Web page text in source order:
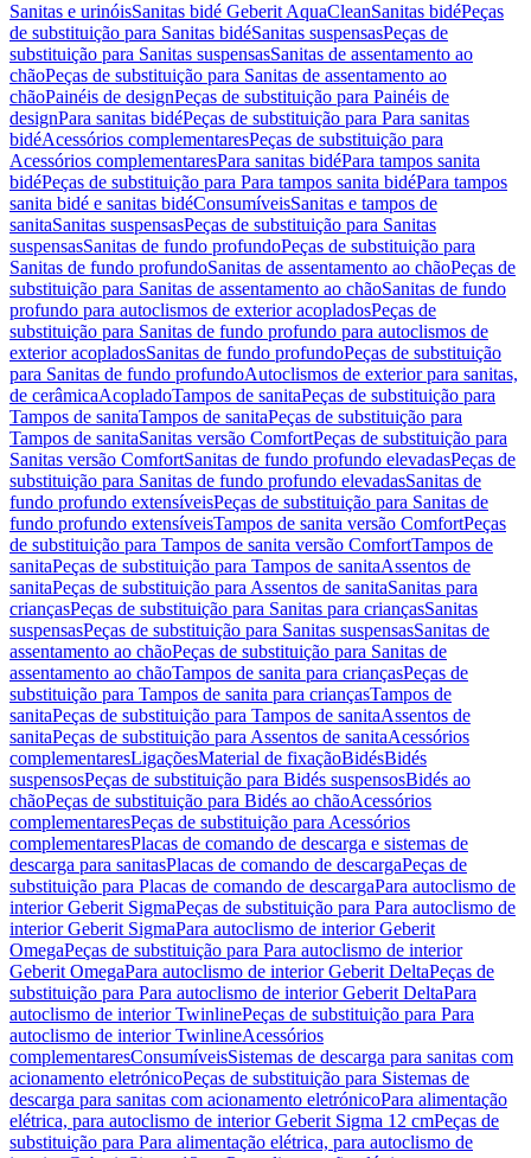
Sanitas e urinóisSanitas bidé Geberit AquaCleanSanitas bidéPeças
de substituição para Sanitas bidéSanitas suspensasPeças de
substituição para Sanitas suspensasSanitas de assentamento ao
chãoPeças de substituição para Sanitas de assentamento ao
chãoPainéis de designPeças de substituição para Painéis de
designPara sanitas bidéPeças de substituição para Para sanitas
bidéAcessórios complementaresPeças de substituição para
Acessórios complementaresPara sanitas bidéPara tampos sanita
bidéPeças de substituição para Para tampos sanita bidéPara tampos
sanita bidé e sanitas bidéConsumíveisSanitas e tampos de
sanitaSanitas suspensasPeças de substituição para Sanitas
suspensasSanitas de fundo profundoPeças de substituição para
Sanitas de fundo profundoSanitas de assentamento ao chãoPeças de
substituição para Sanitas de assentamento ao chãoSanitas de fundo
profundo para autoclismos de exterior acopladosPeças de
substituição para Sanitas de fundo profundo para autoclismos de
exterior acopladosSanitas de fundo profundoPeças de substituição
para Sanitas de fundo profundoAutoclismos de exterior para sanitas,
de cerâmicaAcopladoTampos de sanitaPeças de substituição para
Tampos de sanitaTampos de sanitaPeças de substituição para
Tampos de sanitaSanitas versão ComfortPeças de substituição para
Sanitas versão ComfortSanitas de fundo profundo elevadasPeças de
substituição para Sanitas de fundo profundo elevadasSanitas de
fundo profundo extensíveisPeças de substituição para Sanitas de
fundo profundo extensíveisTampos de sanita versão ComfortPeças
de substituição para Tampos de sanita versão ComfortTampos de
sanitaPeças de substituição para Tampos de sanitaAssentos de
sanitaPeças de substituição para Assentos de sanitaSanitas para
criançasPeças de substituição para Sanitas para criançasSanitas
suspensasPeças de substituição para Sanitas suspensasSanitas de
assentamento ao chãoPeças de substituição para Sanitas de
assentamento ao chãoTampos de sanita para criançasPeças de
substituição para Tampos de sanita para criançasTampos de
sanitaPeças de substituição para Tampos de sanitaAssentos de
sanitaPeças de substituição para Assentos de sanitaAcessórios
complementaresLigaçõesMaterial de fixaçãoBidésBidés
suspensosPeças de substituição para Bidés suspensosBidés ao
chãoPeças de substituição para Bidés ao chãoAcessórios
complementaresPeças de substituição para Acessórios
complementaresPlacas de comando de descarga e sistemas de
descarga para sanitasPlacas de comando de descargaPeças de
substituição para Placas de comando de descargaPara autoclismo de
interior Geberit SigmaPeças de substituição para Para autoclismo de
interior Geberit SigmaPara autoclismo de interior Geberit
OmegaPeças de substituição para Para autoclismo de interior
Geberit OmegaPara autoclismo de interior Geberit DeltaPeças de
substituição para Para autoclismo de interior Geberit DeltaPara
autoclismo de interior TwinlinePeças de substituição para Para
autoclismo de interior TwinlineAcessórios
complementaresConsumíveisSistemas de descarga para sanitas com
acionamento eletrónicoPeças de substituição para Sistemas de
descarga para sanitas com acionamento eletrónicoPara alimentação
elétrica, para autoclismo de interior Geberit Sigma 12 cmPeças de
substituição para Para alimentação elétrica, para autoclismo de